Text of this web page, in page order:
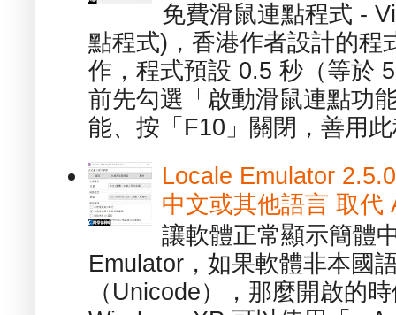
免費滑鼠連點程式 -
點程式)，香港作者設計的程
作，程式預設 0.5 秒（等於
前先勾選「啟動滑鼠連點功
能、按「F10」關閉，善用
Locale Emulator
中文或其他語言 取代
讓軟體正常顯示簡體
Emulator，如果軟體非本國
（Unicode），那麼開啟的